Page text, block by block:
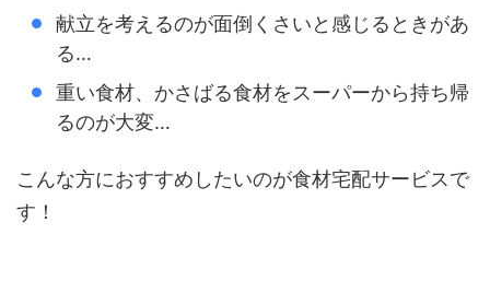
献立を考えるのが面倒くさいと感じるときがあ
る…
重い食材、かさばる食材をスーパーから持ち帰
るのが大変…
こんな方におすすめしたいのが食材宅配サービスで
す！